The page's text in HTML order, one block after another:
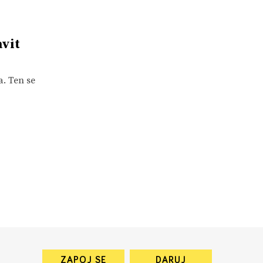
Ten se
ZAPOJ SE DARUJ